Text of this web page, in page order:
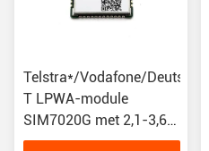
Telstra*/Vodafone/Deutsche
T LPWA-module
SIM7020G met 2,1-3,6V
voedingsspanningsbereik